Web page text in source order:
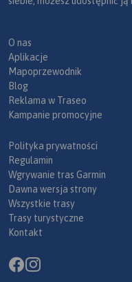
O nas
Aplikacje
Mapoprzewodnik
Blog
Reklama w Traseo
Kampanie promocyjne
Polityka prywatności
Regulamin
Wgrywanie tras Garmin
Dawna wersja strony
Wszystkie trasy
Trasy turystyczne
Kontakt